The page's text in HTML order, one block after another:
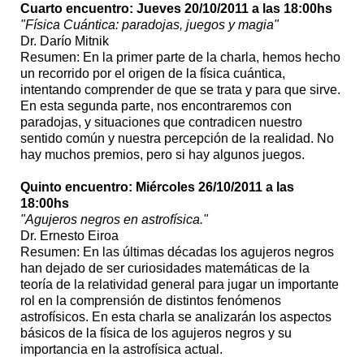
Cuarto encuentro: Jueves 20/10/2011 a las 18:00hs
"Física Cuántica: paradojas, juegos y magia"
Dr. Darío Mitnik
Resumen: En la primer parte de la charla, hemos hecho
un recorrido por el origen de la física cuántica,
intentando comprender de que se trata y para que sirve.
En esta segunda parte, nos encontraremos con
paradojas, y situaciones que contradicen nuestro
sentido común y nuestra percepción de la realidad. No
hay muchos premios, pero si hay algunos juegos.
Quinto encuentro: Miércoles 26/10/2011 a las
18:00hs
"Agujeros negros en astrofísica."
Dr. Ernesto Eiroa
Resumen: En las últimas décadas los agujeros negros
han dejado de ser curiosidades matemáticas de la
teoría de la relatividad general para jugar un importante
rol en la comprensión de distintos fenómenos
astrofísicos. En esta charla se analizarán los aspectos
básicos de la física de los agujeros negros y su
importancia en la astrofísica actual.